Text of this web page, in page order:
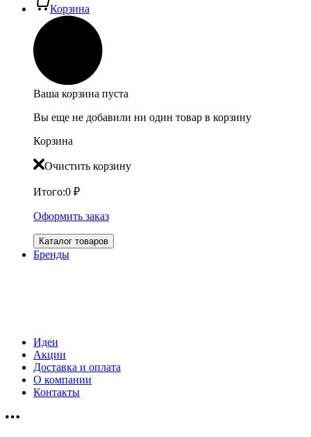
Корзина
Ваша корзина пуста
Вы еще не добавили ни один товар в корзину
Корзина
Очистить корзину
Итого:0 ₽
Оформить заказ
Каталог товаров
Бренды
Идеи
Акции
Доставка и оплата
О компании
Контакты